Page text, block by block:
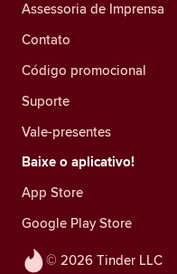
© 2026 Tinder LLC
Assessoria de Imprensa
Contato
Código promocional
Suporte
Vale-presentes
Baixe o aplicativo!
App Store
Google Play Store